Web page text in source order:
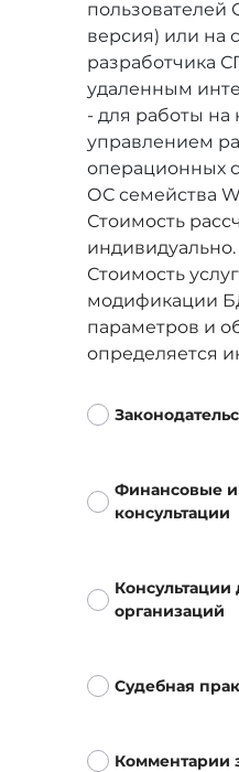
пользователей
версия) или на
разработчика
удаленным
- для работы на
управлением
операционных
ОС семейства
Стоимость
индивидуально.
Стоимость
модификации
параметров и
определяется
Финансовые
консультации
организаций
Судебная
Комментарии